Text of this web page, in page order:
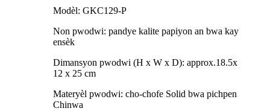
Modèl: GKC129-P
Non pwodwi: pandye kalite papiyon an bwa kay
ensèk
Dimansyon pwodwi (H x W x D): approx.18.5x
12 x 25 cm
Materyèl pwodwi: cho-chofe Solid bwa pichpen
Chinwa